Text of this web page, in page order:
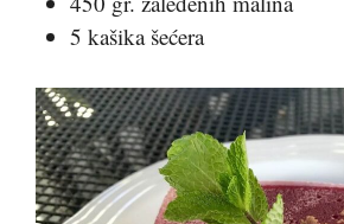
5 kašika šećera